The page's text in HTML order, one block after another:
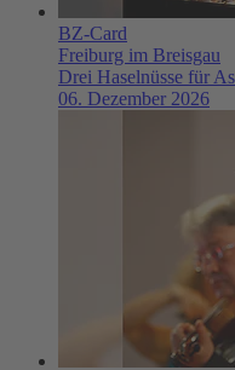
BZ-Card
Freiburg im Breisgau
Drei Haselnüsse für
06. Dezember 2026